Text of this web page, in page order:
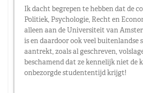
Ik dacht begrepen te hebben dat de
Politiek, Psychologie, Recht en
alleen aan de Universiteit van
is en daardoor ook veel buitenlandse
aantrekt, zoals al geschreven,
beschamend dat ze kennelijk niet de
onbezorgde studententijd krijgt!